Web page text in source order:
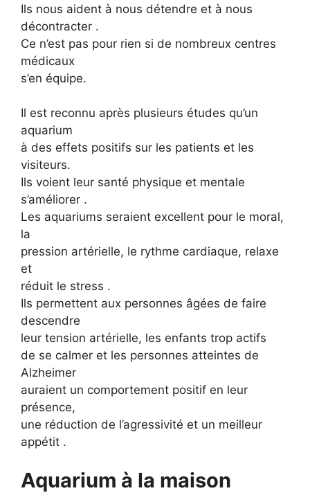
Ils nous aident à nous détendre et à nous
décontracter .
Ce n’est pas pour rien si de nombreux centres
médicaux
s’en équipe.
Il est reconnu après plusieurs études qu’un
aquarium
à des effets positifs sur les patients et les
visiteurs.
Ils voient leur santé physique et mentale
s’améliorer .
Les aquariums seraient excellent pour le moral,
la
pression artérielle, le rythme cardiaque, relaxe
et
réduit le stress .
Ils permettent aux personnes âgées de faire
descendre
leur tension artérielle, les enfants trop actifs
de se calmer et les personnes atteintes de
Alzheimer
auraient un comportement positif en leur
présence,
une réduction de l’agressivité et un meilleur
appétit .
Aquarium à la maison